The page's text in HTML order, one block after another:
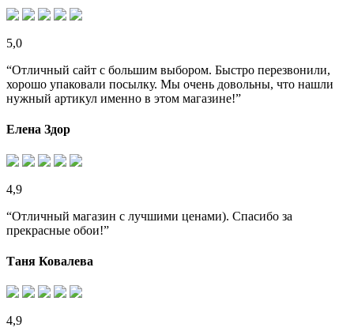
5,0
“Отличный сайт с большим выбором. Быстро перезвонили,
хорошо упаковали посылку. Мы очень довольны, что нашли
нужный артикул именно в этом магазине!”
Елена Здор
4,9
“Отличный магазин с лучшими ценами). Спасибо за
прекрасные обои!”
Таня Ковалева
4,9